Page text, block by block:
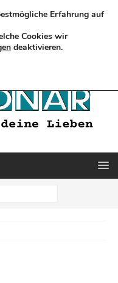
Erfahrung auf
Cookies wir
deaktivieren.